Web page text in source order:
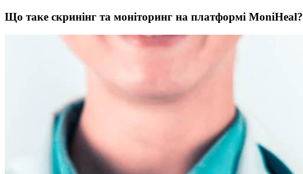
Що таке скринінг та моніторинг на платформі MoniHeal?